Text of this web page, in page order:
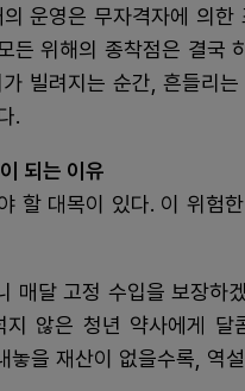
운영은 무자격자에 의
든 위해의 종착점은 결국
빌려지는 순간, 흔들리
.
되는 이유
할 대목이 있다. 이 위험
매달 고정 수입을 보장하
지 않은 청년 약사에게
놓을 재산이 없을수록, 역